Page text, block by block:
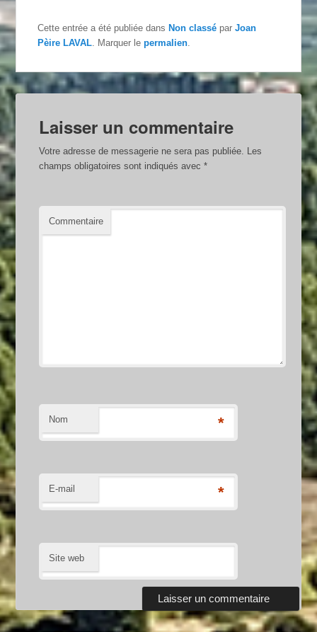
Cette entrée a été publiée dansNon classé parJoan
Pèire LAVAL . Marquer lepermalien
Laisser un commentaire
Votre adresse de messagerie ne sera pas publiée. Les
champs obligatoires sont indiqués avec*
Commentaire
Nom *
E-mail *
Site web